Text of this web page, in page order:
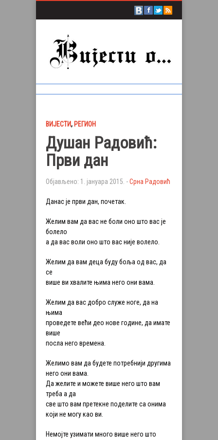
ВИЈЕСТИ, РЕГИОН
Душан Радовић:
Први дан
Објављено: 1. јануара 2015. -Срна Радовић
Данас је први дан, почетак.
Желим вам да вас не боли оно што вас је
болело
а да вас воли оно што вас није волело.
Желим да вам деца буду боља од вас, да
се
више ви хвалите њима него они вама.
Желим да вас добро служе ноге, да на
њима
проведете већи део нове године, да имате
више
посла него времена.
Желимо вам да будете потребнији другима
него они вама.
Да желите и можете више него што вам
треба а да
све што вам претекне поделите са онима
који не могу као ви.
Немојте узимати много више него што